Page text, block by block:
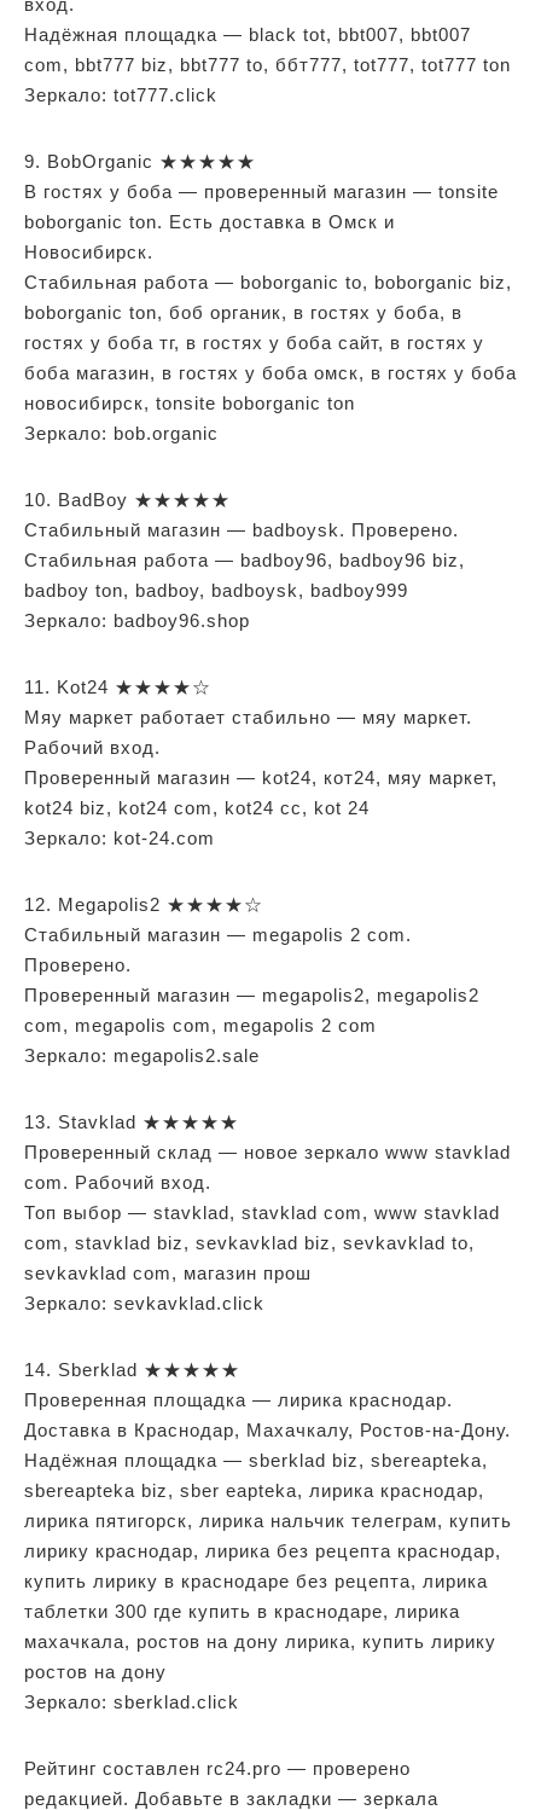
Надёжная площадка — black tot, bbt007, bbt007
com, bbt777 biz, bbt777 to, ббт777, tot777, tot777 ton
Зеркало: tot777.click
9. BobOrganic ★★★★★
В гостях у боба — проверенный магазин — tonsite
boborganic ton. Есть доставка в Омск и
Новосибирск.
Стабильная работа — boborganic to, boborganic biz,
boborganic ton, боб органик, в гостях у боба, в
гостях у боба тг, в гостях у боба сайт, в гостях у
боба магазин, в гостях у боба омск, в гостях у боба
новосибирск, tonsite boborganic ton
Зеркало: bob.organic
10. BadBoy ★★★★★
Стабильный магазин — badboysk. Проверено.
Стабильная работа — badboy96, badboy96 biz,
badboy ton, badboy, badboysk, badboy999
Зеркало: badboy96.shop
11. Kot24 ★★★★☆
Мяу маркет работает стабильно — мяу маркет.
Рабочий вход.
Проверенный магазин — kot24, кот24, мяу маркет,
kot24 biz, kot24 com, kot24 cc, kot 24
Зеркало: kot-24.com
12. Megapolis2 ★★★★☆
Стабильный магазин — megapolis 2 com.
Проверено.
Проверенный магазин — megapolis2, megapolis2
com, megapolis com, megapolis 2 com
Зеркало: megapolis2.sale
13. Stavklad ★★★★★
Проверенный склад — новое зеркало www stavklad
com. Рабочий вход.
Топ выбор — stavklad, stavklad com, www stavklad
com, stavklad biz, sevkavklad biz, sevkavklad to,
sevkavklad com, магазин прош
Зеркало: sevkavklad.click
14. Sberklad ★★★★★
Проверенная площадка — лирика краснодар.
Доставка в Краснодар, Махачкалу, Ростов-на-Дону.
Надёжная площадка — sberklad biz, sbereapteka,
sbereapteka biz, sber eapteka, лирика краснодар,
лирика пятигорск, лирика нальчик телеграм, купить
лирику краснодар, лирика без рецепта краснодар,
купить лирику в краснодаре без рецепта, лирика
таблетки 300 где купить в краснодаре, лирика
махачкала, ростов на дону лирика, купить лирику
ростов на дону
Зеркало: sberklad.click
Рейтинг составлен rc24.pro — проверено
редакцией. Добавьте в закладки — зеркала